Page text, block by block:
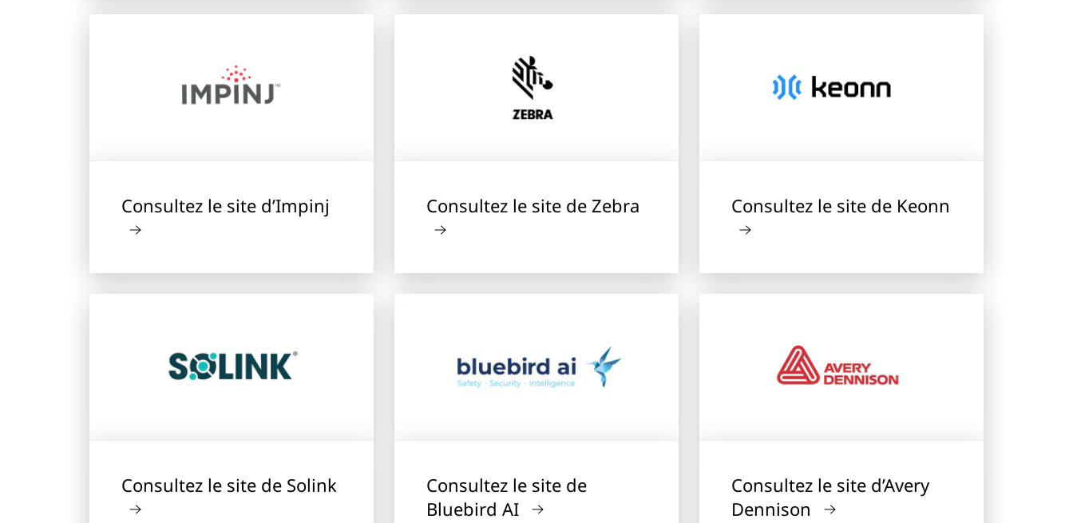
Consultez le site d’Impinj Consultez le site de Zebra Consultez le site de Keonn
Consultez le site de Solink
Consultez le site de
Bluebird AI
Consultez le site d’Avery
Dennison